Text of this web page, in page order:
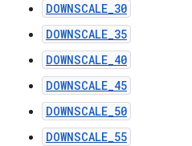
DOWNSCALE_30
DOWNSCALE_35
DOWNSCALE_40
DOWNSCALE_45
DOWNSCALE_50
DOWNSCALE_55